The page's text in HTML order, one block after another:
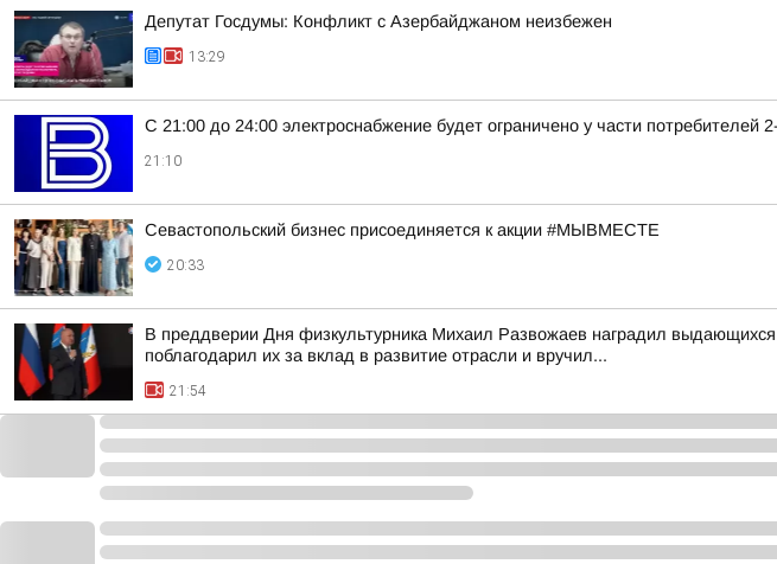
Депутат Госдумы: Конфликт с Азербайджаном неизбежен
13:29
С 21:00 до 24:00 электроснабжение будет ограничено у части потребителей
21:10
Севастопольский бизнес присоединяется к акции #МЫВМЕСТЕ
20:33
В преддверии Дня физкультурника Михаил Развожаев наградил
поблагодарил их за вклад в развитие отрасли и вручил...
21:54